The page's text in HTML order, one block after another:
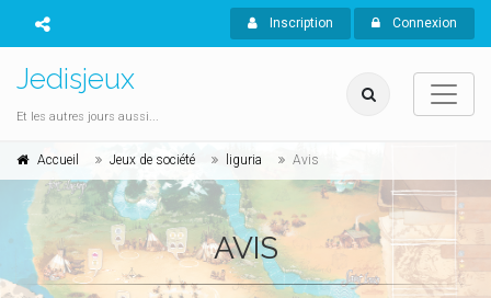
Inscription Connexion
Jedisjeux
Et les autres jours aussi...
Accueil Jeux de société liguria Avis
AVIS